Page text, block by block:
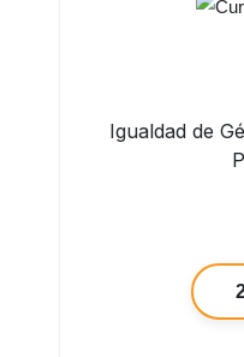
Igualdad de